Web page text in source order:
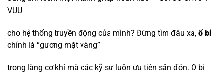
VUU
cho hệ thống truyền động của mình? Đừng tìm đâu xa, ổ bi
chính là “gương mặt vàng”
trong làng cơ khí mà các kỹ sư luôn ưu tiên săn đón. O bi